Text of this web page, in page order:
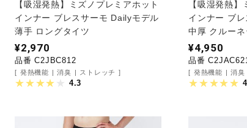
【吸湿発熱】ミズノプレミアホット
インナー ブレスサーモ Dailyモデル
薄手 ロングタイツ
¥2,970
品番 C2JBC812
発熱機能 消臭 ストレッチ
4.3
【吸湿発熱
インナー ブ
中厚 クルー
¥4,950
品番 C2JAC621
発熱機能 消臭